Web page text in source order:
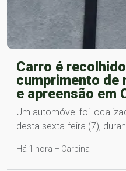
Carro é
cumprimento de
e apreensão em
Um automóvel foi
desta sexta-feira (7),
Há 1 hora – Carpina